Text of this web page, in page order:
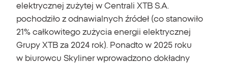
elektrycznej zużytej w Centrali XTB S.A.
pochodziło z odnawialnych źródeł (co stanowiło
21% całkowitego zużycia energii elektrycznej
Grupy XTB za 2024 rok). Ponadto w 2025 roku
w biurowcu Skyliner wprowadzono dokładny